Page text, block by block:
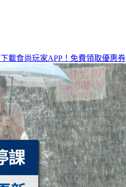
下載食尚玩家APP！免費領取優惠券